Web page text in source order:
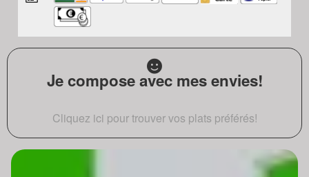
Je compose avec mes envies!
Cliquez ici pour trouver vos plats préférés!